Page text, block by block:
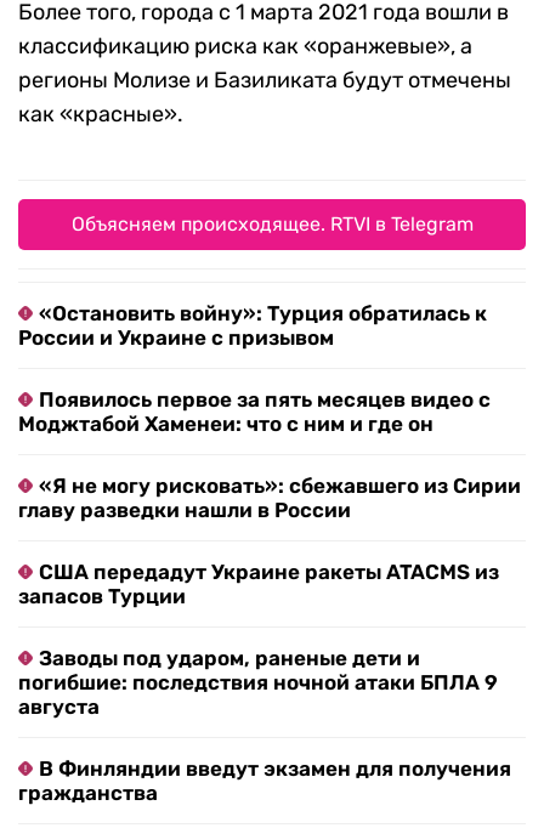
Более того, города с 1 марта 2021 года вошли в
классификацию риска как «оранжевые», а
регионы Молизе и Базиликата будут отмечены
как «красные».
Объясняем происходящее. RTVI в Telegram
«Остановить войну»: Турция обратилась к
России и Украине с призывом
Появилось первое за пять месяцев видео с
Моджтабой Хаменеи: что с ним и где он
«Я не могу рисковать»: сбежавшего из Сирии
главу разведки нашли в России
США передадут Украине ракеты ATACMS из
запасов Турции
Заводы под ударом, раненые дети и
погибшие: последствия ночной атаки БПЛА 9
августа
В Финляндии введут экзамен для получения
гражданства